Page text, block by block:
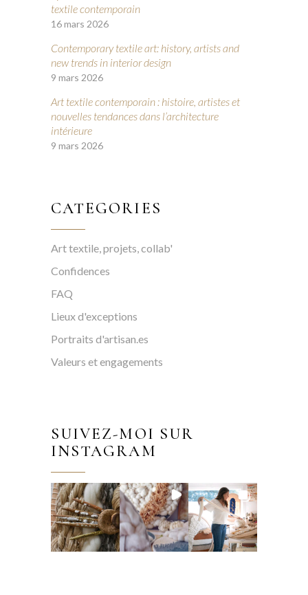
textile contemporain
16 mars 2026
Contemporary textile art: history, artists and
new trends in interior design
9 mars 2026
Art textile contemporain : histoire, artistes et
nouvelles tendances dans l’architecture
intérieure
9 mars 2026
CATEGORIES
Art textile, projets, collab'
Confidences
FAQ
Lieux d'exceptions
Portraits d'artisan.es
Valeurs et engagements
SUIVEZ-MOI SUR
INSTAGRAM